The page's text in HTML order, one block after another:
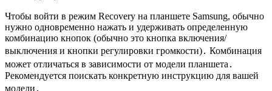
Чтобы войти в режим Recovery на планшете Samsung, обычно
нужно одновременно нажать и удерживать определенную
комбинацию кнопок (обычно это кнопка включения/
выключения и кнопки регулировки громкости)․ Комбинация
может отличаться в зависимости от модели планшета․
Рекомендуется поискать конкретную инструкцию для вашей
модели․